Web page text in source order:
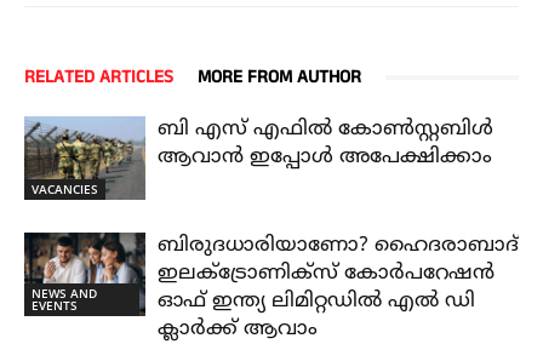
RELATED ARTICLES MORE FROM AUTHOR
VACANCIES
ബി എസ് എഫിൽ കോൺസ്റ്റബിൾ
ആവാൻ ഇപ്പോൾ അപേക്ഷിക്കാം
NEWS AND
EVENTS
ബിരുദധാരിയാണോ? ഹൈദരാബാദ്
ഇലക്ട്രോണിക്സ് കോർപറേഷൻ
ഓഫ് ഇന്ത്യ ലിമിറ്റഡിൽ എൽ ഡി
ക്ലാർക്ക് ആവാം